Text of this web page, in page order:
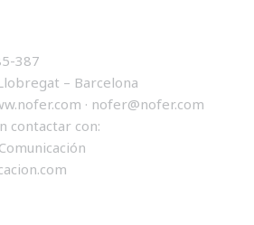
387
– Barcelona
· nofer@nofer.com
contactar con: